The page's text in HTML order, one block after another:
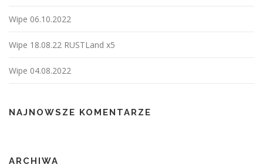
Wipe 06.10.2022
Wipe 18.08.22 RUSTLand x5
Wipe 04.08.2022
NAJNOWSZE KOMENTARZE
ARCHIWA